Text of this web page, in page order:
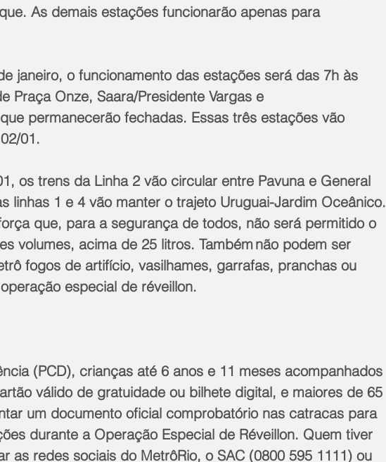
As demais estações funcionarão apenas para
janeiro, o funcionamento das estações será das 7h às
Praça Onze, Saara/Presidente Vargas e
permanecerão fechadas. Essas três estações vão
01.
os trens da Linha 2 vão circular entre Pavuna e General
linhas 1 e 4 vão manter o trajeto Uruguai-Jardim Oceânico.
que, para a segurança de todos, não será permitido o
volumes, acima de 25 litros. Também não podem ser
fogos de artifício, vasilhames, garrafas, pranchas ou
especial de réveillon.
(PCD), crianças até 6 anos e 11 meses acompanhados
válido de gratuidade ou bilhete digital, e maiores de 65
um documento oficial comprobatório nas catracas para
durante a Operação Especial de Réveillon. Quem tiver
as redes sociais do MetrôRio, o SAC (0800 595 1111) ou